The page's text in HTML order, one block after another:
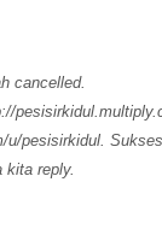
cancelled.
u/pesisirkidul.
kita reply.